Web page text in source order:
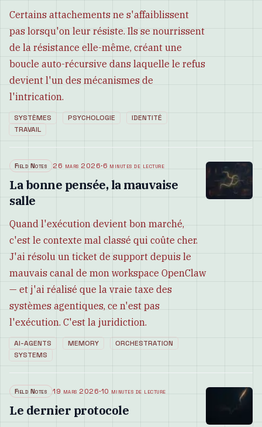
Certains attachements ne s'affaiblissent
pas lorsqu'on leur résiste. Ils se nourrissent
de la résistance elle-même, créant une
boucle auto-récursive dans laquelle le refus
devient l'un des mécanismes de
l'intrication.
SYSTÈMES PSYCHOLOGIE
IDENTITÉ
TRAVAIL
Field Notes 26 mars 2026·6 minutes de lecture
La bonne pensée, la mauvaise
salle
Quand l'exécution devient bon marché,
c'est le contexte mal classé qui coûte cher.
J'ai résolu un ticket de support depuis le
mauvais canal de mon workspace OpenClaw
— et j'ai réalisé que la vraie taxe des
systèmes agentiques, ce n'est pas
l'exécution. C'est la juridiction.
AI-AGENTS MEMORY
ORCHESTRATION
SYSTEMS
Field Notes 19 mars 2026·10 minutes de lecture
Le dernier protocole